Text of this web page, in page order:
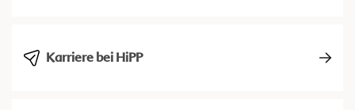
Karriere bei HiPP